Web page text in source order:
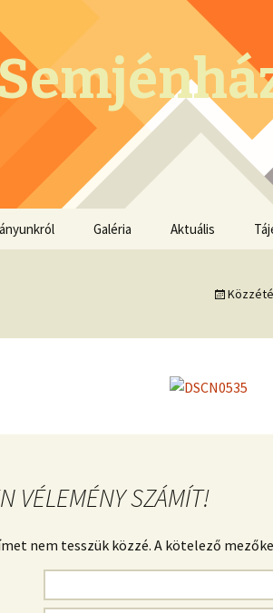
Galéria
Szüreti felvonulás 2013
Aktuális
VÉLEMÉNY SZÁMÍT!
nem tesszük közzé. A kötelező